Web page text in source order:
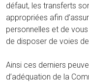
défaut, les transferts
appropriées afin
personnelles et de
de disposer de voies
Ainsi ces derniers
d’adéquation de la